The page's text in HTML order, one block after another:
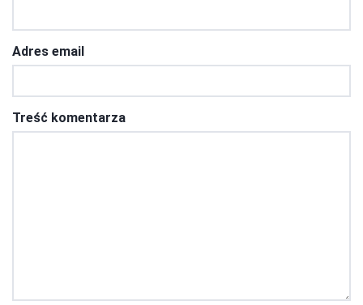
Adres email
Treść komentarza